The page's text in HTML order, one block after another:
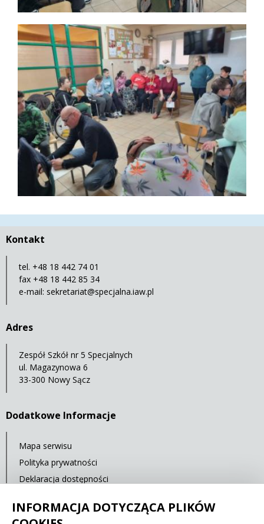
Kontakt
tel. +48 18 442 74 01
fax +48 18 442 85 34
e-mail: sekretariat@specjalna.iaw.pl
Adres
Zespół Szkół nr 5 Specjalnych
ul. Magazynowa 6
33-300 Nowy Sącz
Dodatkowe Informacje
Mapa serwisu
Polityka prywatności
Deklaracja dostępności
Cyberbezpieczeństwo
INFORMACJA DOTYCZĄCA PLIKÓW